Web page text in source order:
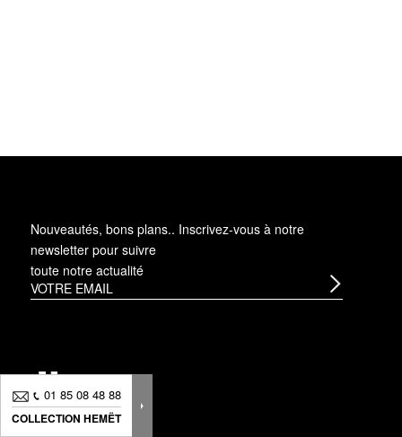
01 85 08 48 88
COLLECTION HEMËT
Nouveautés, bons plans.. Inscrivez-vous à notre
newsletter pour suivre
toute notre actualité
01 85 08 48 88
COLLECTION HEMËT